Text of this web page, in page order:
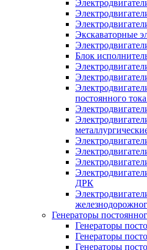
Экскаваторные
Блок
постоянного
ДРК
Генераторы
Генераторы
Генераторы
Генераторы